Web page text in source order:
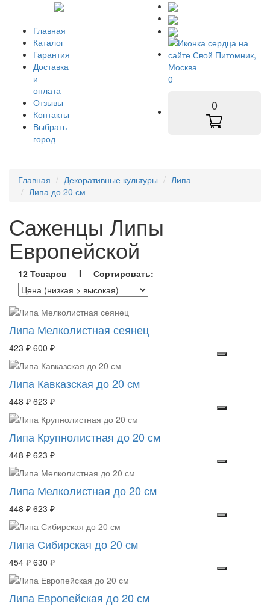
Главная
Каталог
Гарантия
Доставка
и
оплата
Отзывы
Контакты
Выбрать
город
0
0
Главная Декоративные культуры
Липа
Липа до 20 см
Саженцы Липы
Европейской
12 Товаров I Сортировать:
Липа Мелколистная сеянец
423 ₽ 600 ₽
Липа Кавказская до 20 см
448 ₽ 623 ₽
Липа Крупнолистная до 20 см
448 ₽ 623 ₽
Липа Мелколистная до 20 см
448 ₽ 623 ₽
Липа Сибирская до 20 см
454 ₽ 630 ₽
Липа Европейская до 20 см